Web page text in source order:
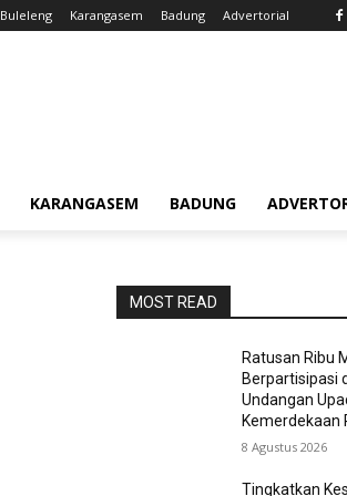
Buleleng Karangasem Badung Advertorial
KARANGASEM BADUNG
MOST READ
Ratusan Ribu
Berpartisipasi
Undangan
Kemerdekaan
8 Agustus 2026
Tingkatkan